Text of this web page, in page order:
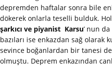
depremden haftalar sonra bile
dökerek onlarla teselli bulduk.
şarkıcı ve piyanist Karsu’ nun
bazıları ise enkazdan sağ
sevince boğanlardan bir tanesi
olmuştu. Deprem enkazından